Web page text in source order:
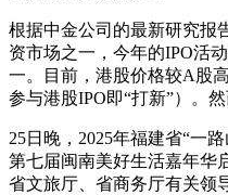
根据中金公司的最新研究报
资市场之一，今年的IPO活
一。目前，港股价格较A股
参与港股IPO即“打新”）。
25日晚，2025年福建省“一
第七届闽南美好生活嘉年华
省文旅厅、省商务厅有关领